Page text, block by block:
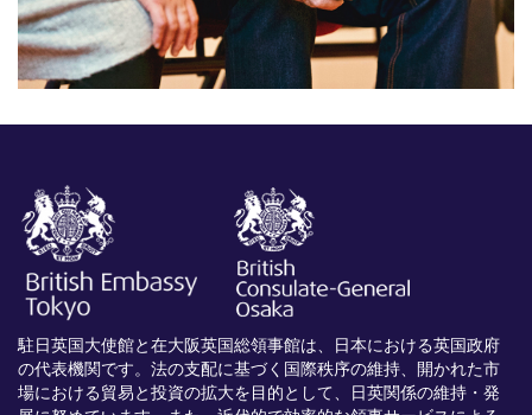
駐日英国大使館と在大阪英国総領事館は、日本における英国政府
の代表機関です。法の支配に基づく国際秩序の維持、開かれた市
場における貿易と投資の拡大を目的として、日英関係の維持・発